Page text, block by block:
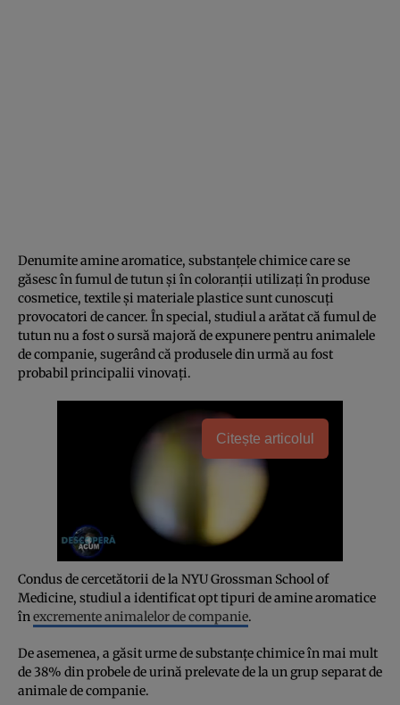
Denumite amine aromatice, substanțele chimice care se
găsesc în fumul de tutun și în coloranții utilizați în produse
cosmetice, textile și materiale plastice sunt cunoscuți
provocatori de cancer. În special, studiul a arătat că fumul de
tutun nu a fost o sursă majoră de expunere pentru animalele
de companie, sugerând că produsele din urmă au fost
probabil principalii vinovați.
Citește articolul
Condus de cercetătorii de la NYU Grossman School of
Medicine, studiul a identificat opt tipuri de amine aromatice
înexcremente animalelor de companie.
De asemenea, a găsit urme de substanțe chimice în mai mult
de 38% din probele de urină prelevate de la un grup separat de
animale de companie.